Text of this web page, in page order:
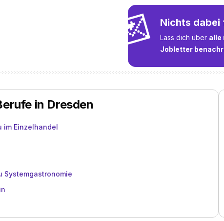
💌 Nichts dabei
Lass dich über alle
Jobletter
in Dresden
im Einzelhandel
Systemgastronomie